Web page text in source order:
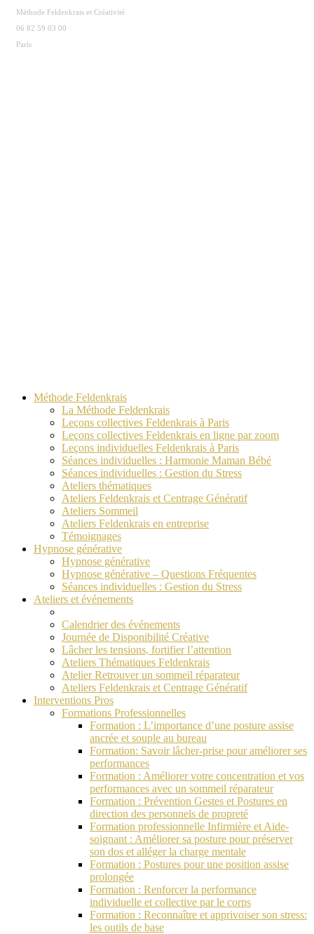
Méthode Feldenkrais et Créativité
06 82 59 03 00
Paris
Méthode Feldenkrais
La Méthode Feldenkrais
Leçons collectives Feldenkrais à Paris
Leçons collectives Feldenkrais en ligne par zoom
Leçons individuelles Feldenkrais à Paris
Séances individuelles : Harmonie Maman Bébé
Séances individuelles : Gestion du Stress
Ateliers thématiques
Ateliers Feldenkrais et Centrage Génératif
Ateliers Sommeil
Ateliers Feldenkrais en entreprise
Témoignages
Hypnose générative
Hypnose générative
Hypnose générative – Questions Fréquentes
Séances individuelles : Gestion du Stress
Ateliers et événements
Calendrier des événements
Journée de Disponibilité Créative
Lâcher les tensions, fortifier l’attention
Ateliers Thématiques Feldenkrais
Atelier Retrouver un sommeil réparateur
Ateliers Feldenkrais et Centrage Génératif
Interventions Pros
Formations Professionnelles
Formation : L’importance d’une posture assise
ancrée et souple au bureau
Formation: Savoir lâcher-prise pour améliorer ses
performances
Formation : Améliorer votre concentration et vos
performances avec un sommeil réparateur
Formation : Prévention Gestes et Postures en
direction des personnels de propreté
Formation professionnelle Infirmière et Aide-
soignant : Améliorer sa posture pour préserver
son dos et alléger la charge mentale
Formation : Postures pour une position assise
prolongée
Formation : Renforcer la performance
individuelle et collective par le corps
Formation : Reconnaître et apprivoiser son stress:
les outils de base